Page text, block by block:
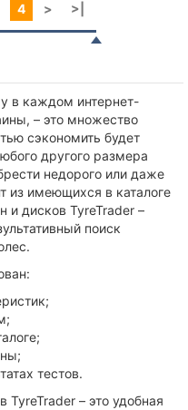
4 > >|
в каждом интернет-
– это множество
сэкономить будет
другого размера
недорого или даже
из имеющихся в каталоге
и дисков TyreTrader –
поиск
тестов.
– это удобная